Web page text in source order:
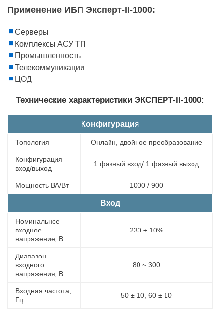
Применение ИБП Эксперт-II-1000:
Серверы
Комплексы АСУ ТП
Промышленность
Телекоммуникации
ЦОД
Технические характеристики ЭКСПЕРТ-II-1000:
Конфигурация
Топология Онлайн, двойное преобразование
Конфигурация
вход/выход
1 фазный вход/ 1 фазный выход
Мощность ВА/Вт 1000 / 900
Вход
Номинальное
входное
напряжение, В
230 ± 10%
Диапазон
входного
напряжения, В
80 ~ 300
Входная частота,
Гц
50 ± 10, 60 ± 10